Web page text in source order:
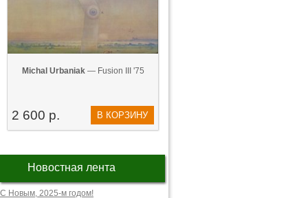
Michal Urbaniak— Fusion III '75
2 600 р. В КОРЗИНУ
Новостная лента
С Новым, 2025-м годом!